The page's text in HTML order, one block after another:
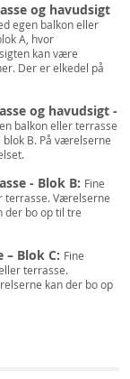
og havudsigt
egen balkon eller
A, hvor
kan være
Der er elkedel på
og havudsigt -
balkon eller terrasse
B. På værelserne
- Blok B: Fine
terrasse. Værelserne
der bo op til tre
Blok C: Fine
terrasse.
kan der bo op